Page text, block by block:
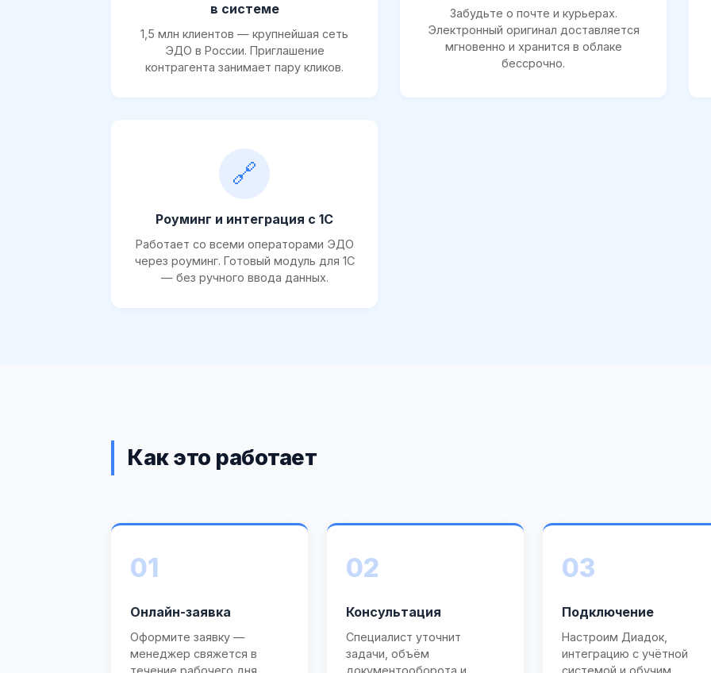
в системе
1,5 млн клиентов — крупнейшая сеть
ЭДО в России. Приглашение
контрагента занимает пару кликов.
Забудьте о почте и курьерах.
Электронный оригинал доставляется
мгновенно и хранится в облаке
бессрочно.
🔗
Роуминг и интеграция с 1С
Работает со всеми операторами ЭДО
через роуминг. Готовый модуль для 1С
— без ручного ввода данных.
Как это работает
01
Онлайн-заявка
Оформите заявку —
менеджер свяжется в
течение рабочего дня.
02
Консультация
Специалист уточнит
задачи, объём
документооборота и
03
Подключение
Настроим Диадок,
интеграцию с учётной
системой и обучим